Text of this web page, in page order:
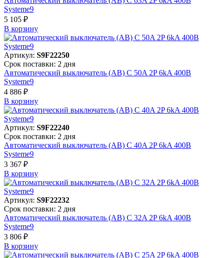
Systeme9
5 105 ₽
В корзинy
Артикул: S9F22250
Срок поставки: 2 дня
Автоматический выключатель (АВ) C 50A 2P 6kA 400В
Systeme9
4 886 ₽
В корзинy
Артикул: S9F22240
Срок поставки: 2 дня
Автоматический выключатель (АВ) C 40A 2P 6kA 400В
Systeme9
3 367 ₽
В корзинy
Артикул: S9F22232
Срок поставки: 2 дня
Автоматический выключатель (АВ) C 32A 2P 6kA 400В
Systeme9
3 806 ₽
В корзинy